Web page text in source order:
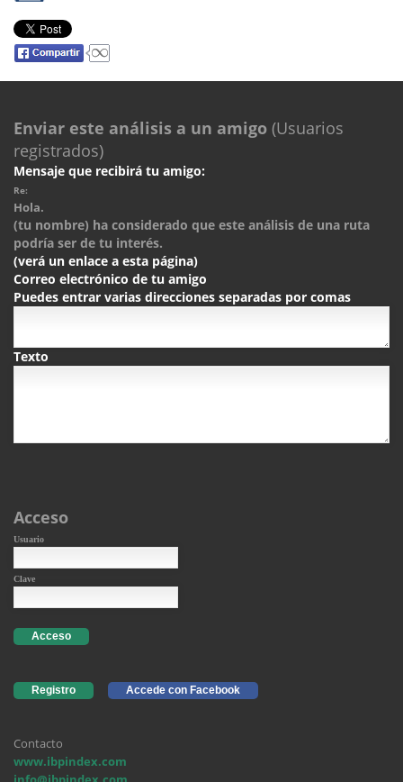
Enviar este análisis a un amigo (Usuarios
registrados)
Mensaje que recibirá tu amigo:
Re:
Hola.
(tu nombre) ha considerado que este análisis de una ruta
podría ser de tu interés.
(verá un enlace a esta página)
Correo electrónico de tu amigo
Puedes entrar varias direcciones separadas por comas
Texto
Acceso
Usuario
Clave
Acceso
Registro Accede con Facebook
Contacto
www.ibpindex.com